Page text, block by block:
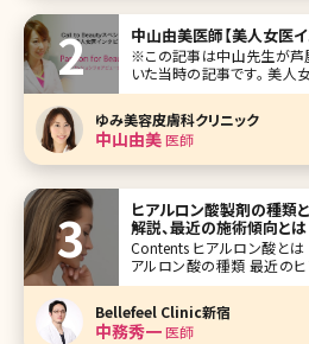
上り詰めるも、
中山由美医師【美人女医
※この記事は中山先生が芦
いた当時の記事です。 美
掘り下げて聞く新シリーズで
ジング、脱毛など女性なら
スペシャリスト、インタビ
屋ベンクリニック勤務の美容
ゆみ美容皮膚科クリニック
中山由美医師
ヒアルロン酸製剤の種類
解説、最近の施術傾向とは
Contents ヒアルロン酸とは ヒアルロン酸を入れる場所 ヒ
アルロン酸の種類 最近の
ボトックスやヒアルロン酸
す。数年前まではボトックスや
Bellefeel Clinic新宿
中務秀一医師